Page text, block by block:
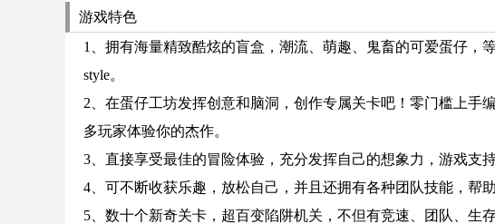
游戏特色
1、拥有海量精致酷炫的盲盒，潮流、萌趣、鬼畜的可爱蛋仔，
style。
2、在蛋仔工坊发挥创意和脑洞，创作专属关卡吧！零门槛上手
多玩家体验你的杰作。
3、直接享受最佳的冒险体验，充分发挥自己的想象力，游戏支
4、可不断收获乐趣，放松自己，并且还拥有各种团队技能，帮
5、数十个新奇关卡，超百变陷阱机关，不但有竞速、团队、生